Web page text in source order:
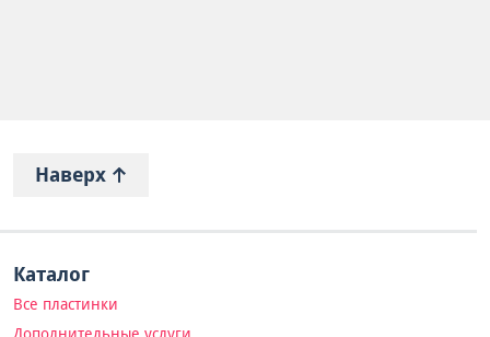
Наверх
Каталог
Все пластинки